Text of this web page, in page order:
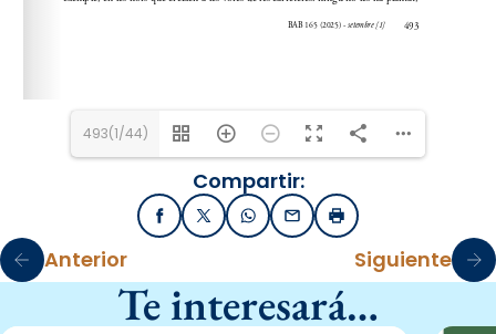
493(1/44)
Compartir:
FacebookX / TwitterWhatsApp
EmailImprimir
Anterior Siguiente
Te interesará…